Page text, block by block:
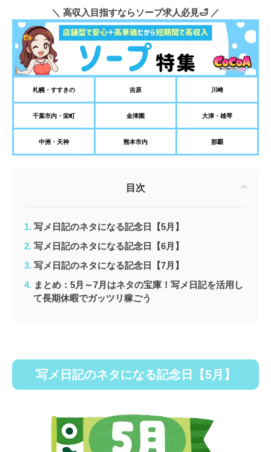
＼ 高収入目指すならソープ求人必見🛁 ／
札幌・すすきの 吉原 川崎
千葉市内・栄町 金津園 大津・雄琴
中洲・天神 熊本市内 那覇
目次
写メ日記のネタになる記念日【5月】
写メ日記のネタになる記念日【6月】
写メ日記のネタになる記念日【7月】
まとめ：5月～7月はネタの宝庫！写メ日記を活用し
て長期休暇でガッツリ稼ごう
写メ日記のネタになる記念日【5月】